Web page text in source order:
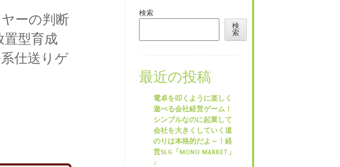
ーの判断
型育成
仕送りゲ
検索
検
索
最近の投稿
電卓を叩くように楽しく
遊べる会社経営ゲーム！
シンプルなのに起業して
会社を大きくしていく道
のりは本格的だよ～！経
営SLG「MONO MARKET」
♪